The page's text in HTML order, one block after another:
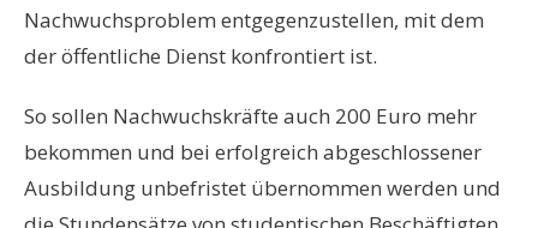
Nachwuchsproblem entgegenzustellen, mit dem
deröffentliche Dienst konfrontiert ist.
So sollen Nachwuchskräfte auch 200 Euro mehr
bekommen und bei erfolgreich abgeschlossener
Ausbildung unbefristet übernommen werden und